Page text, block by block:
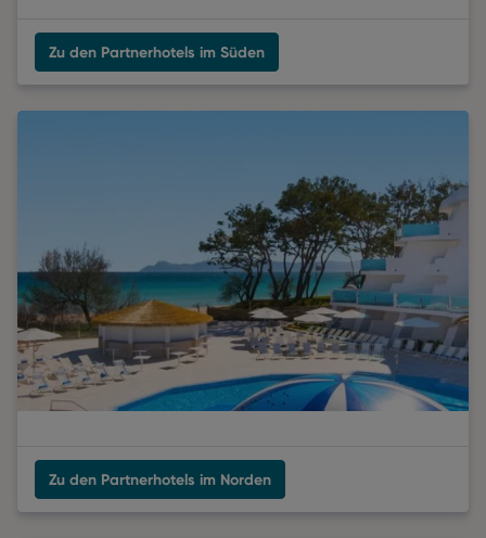
Zu den Partnerhotels im Süden
Zu den Partnerhotels im Norden